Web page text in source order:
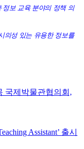
· 정보교육 분야의 정책 의
의성 있는 유용한 정보를
국제박물관협의회,
Assistant’ 출시